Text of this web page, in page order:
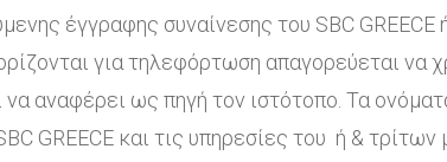
έγγραφης συναίνεσης του SBC
για τηλεφόρτωση απαγορεύεται να
αναφέρει ως πηγή τον ιστότοπο. Τα
GREECE και τις υπηρεσίες του ή &